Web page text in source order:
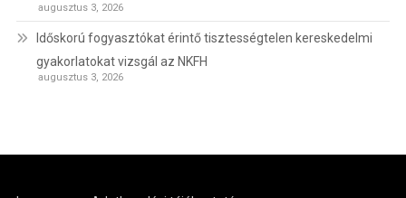
augusztus 3, 2026
Időskorú fogyasztókat érintő tisztességtelen kereskedelmi
gyakorlatokat vizsgál az NKFH
augusztus 3, 2026